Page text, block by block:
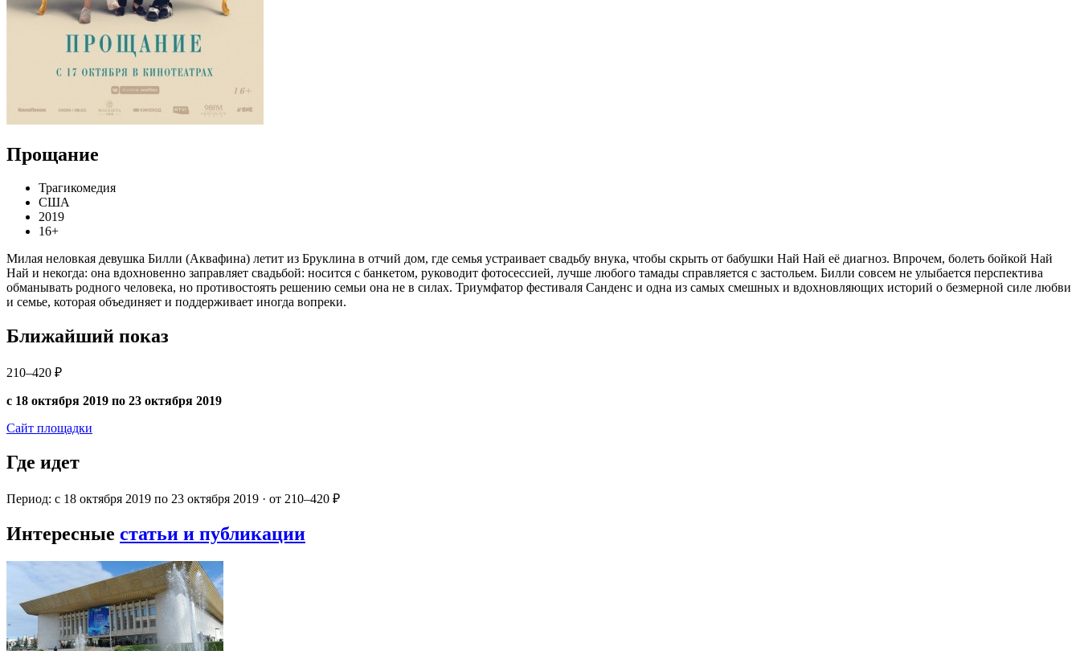
Прощание
Трагикомедия
США
2019
16+
Милая неловкая девушка Билли (Аквафина) летит из Бруклина в отчий дом, где семья устраивает свадьбу внука, чтобы скрыть от бабушки Най Най её диагноз. Впрочем, болеть бойкой Най
Най и некогда: она вдохновенно заправляет свадьбой: носится с банкетом, руководит фотосессией, лучше любого тамады справляется с застольем. Билли совсем не улыбается перспектива
обманывать родного человека, но противостоять решению семьи она не в силах. Триумфатор фестиваля Санденс и одна из самых смешных и вдохновляющих историй о безмерной силе любви
и семье, которая объединяет и поддерживает иногда вопреки.
Ближайший показ
210–420 ₽
с 18 октября 2019 по 23 октября 2019
Сайт площадки
Где идет
Период: с 18 октября 2019 по 23 октября 2019 · от 210–420 ₽
Интересные статьи и публикации